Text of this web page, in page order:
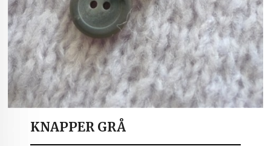
KNAPPER GRÅ